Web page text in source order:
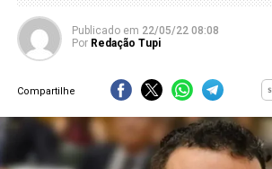
Publicado em 22/05/22 08:08
Por Redação Tupi
Compartilhe